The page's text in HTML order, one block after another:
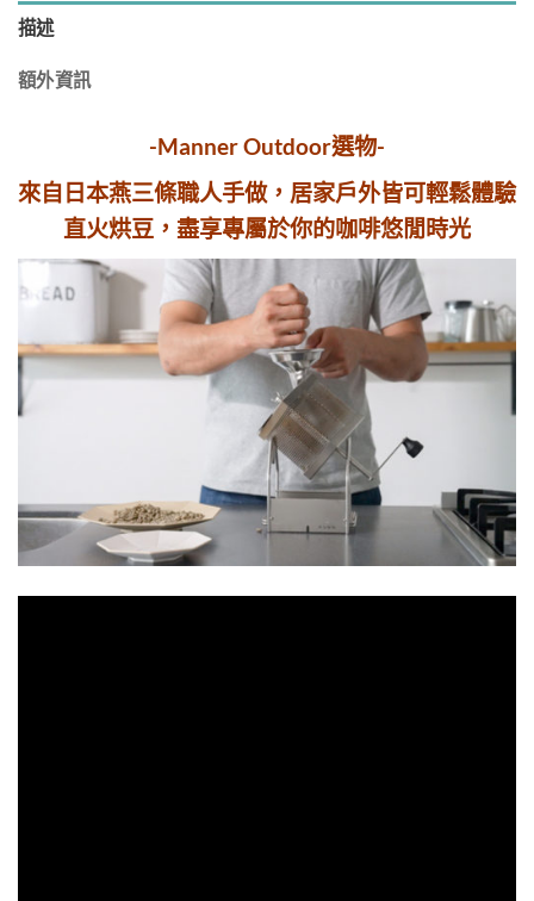
描述
額外資訊
-Manner Outdoor選物-
來自日本燕三條職人手做，居家戶外皆可輕鬆體驗
直火烘豆，盡享專屬於你的咖啡悠閒時光